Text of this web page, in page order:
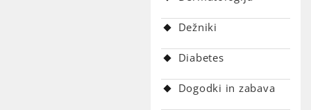
Dežniki
Diabetes
Dogodki in zabava